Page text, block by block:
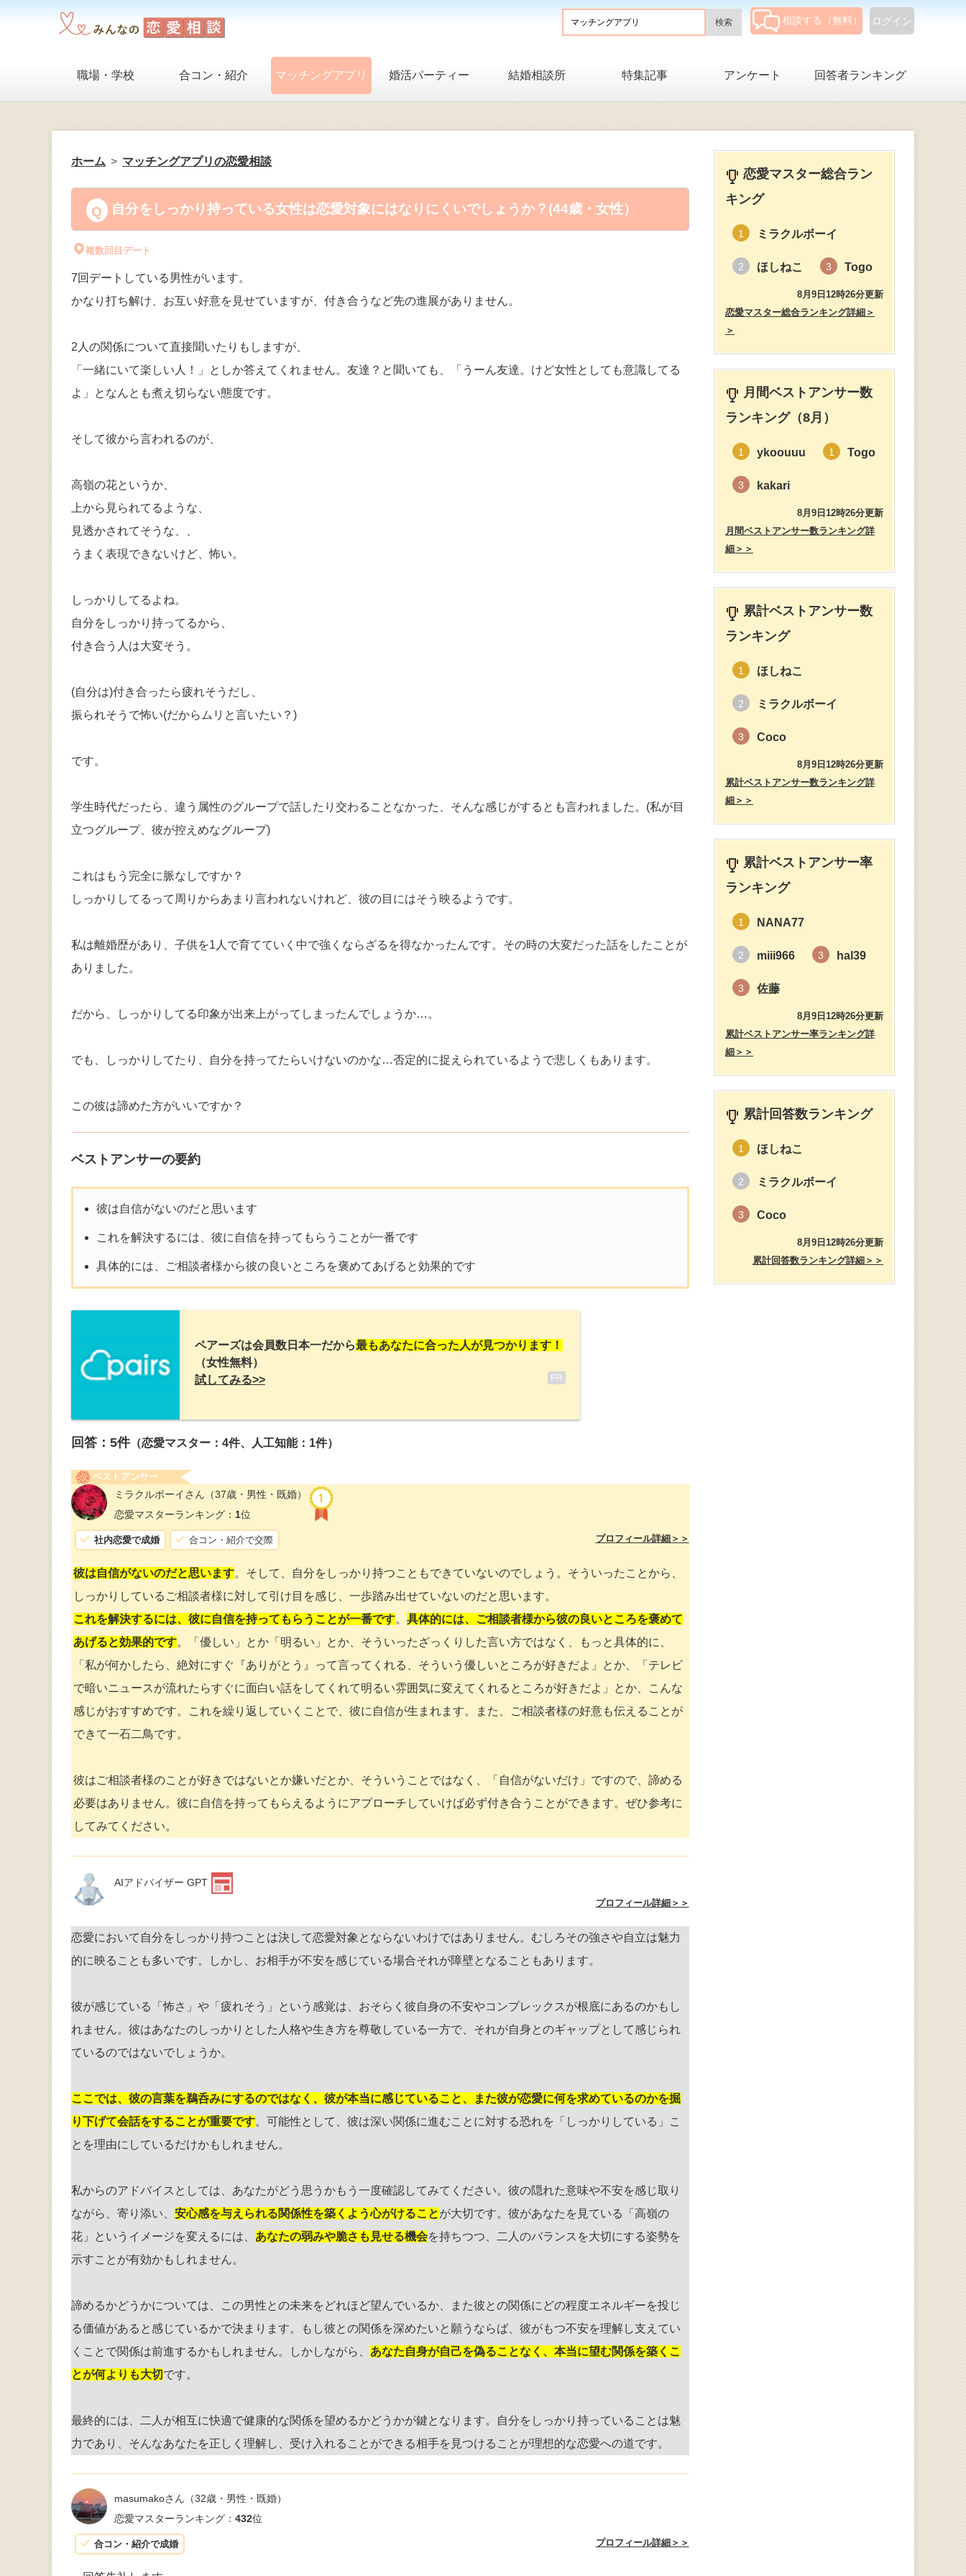
ログイン
相談する（無料）
職場・学校 合コン・紹介 マッチングアプリ 婚活パーティー 結婚相談所 特集記事 アンケート 回答者ランキング
ホーム マッチングアプリの恋愛相談
自分をしっかり持っている女性は恋愛対象にはなりにくいでしょうか？(44歳・女性）
複数回目デート
7回デートしている男性がいます。
かなり打ち解け、お互い好意を見せていますが、付き合うなど先の進展がありません。
2人の関係について直接聞いたりもしますが、
「一緒にいて楽しい人！」としか答えてくれません。友達？と聞いても、「うーん友達。けど女性としても意識してる
よ」となんとも煮え切らない態度です。
そして彼から言われるのが、
高嶺の花というか、
上から見られてるような、
見透かされてそうな、、
うまく表現できないけど、怖い。
しっかりしてるよね。
自分をしっかり持ってるから、
付き合う人は大変そう。
(自分は)付き合ったら疲れそうだし、
振られそうで怖い(だからムリと言いたい？)
です。
学生時代だったら、違う属性のグループで話したり交わることなかった、そんな感じがするとも言われました。(私が目
立つグループ、彼が控えめなグループ)
これはもう完全に脈なしですか？
しっかりしてるって周りからあまり言われないけれど、彼の目にはそう映るようです。
私は離婚歴があり、子供を1人で育てていく中で強くならざるを得なかったんです。その時の大変だった話をしたことが
ありました。
だから、しっかりしてる印象が出来上がってしまったんでしょうか…。
でも、しっかりしてたり、自分を持ってたらいけないのかな…否定的に捉えられているようで悲しくもあります。
この彼は諦めた方がいいですか？
ベストアンサーの要約
彼は自信がないのだと思います
これを解決するには、彼に自信を持ってもらうことが一番です
具体的には、ご相談者様から彼の良いところを褒めてあげると効果的です
ペアーズは会員数日本一だから最もあなたに合った人が見つかります！
（女性無料）
試してみる>>
PR
回答： 5件（恋愛マスター：4件、人工知能：1件）
ベストアンサー
ミラクルボーイさん （37歳・男性・既婚）
恋愛マスターランキング： 1位
社内恋愛で成婚 合コン・紹介で交際 プロフィール詳細＞＞
彼は自信がないのだと思います。そして、自分をしっかり持つこともできていないのでしょう。そういったことから、
しっかりしているご相談者様に対して引け目を感じ、一歩踏み出せていないのだと思います。
これを解決するには、彼に自信を持ってもらうことが一番です。 具体的には、ご相談者様から彼の良いところを褒めて
あげると効果的です。「優しい」とか「明るい」とか、そういったざっくりした言い方ではなく、もっと具体的に、
「私が何かしたら、絶対にすぐ『ありがとう』って言ってくれる、そういう優しいところが好きだよ」とか、「テレビ
で暗いニュースが流れたらすぐに面白い話をしてくれて明るい雰囲気に変えてくれるところが好きだよ」とか、こんな
感じがおすすめです。これを繰り返していくことで、彼に自信が生まれます。また、ご相談者様の好意も伝えることが
できて一石二鳥です。
彼はご相談者様のことが好きではないとか嫌いだとか、そういうことではなく、「自信がないだけ」ですので、諦める
必要はありません。彼に自信を持ってもらえるようにアプローチしていけば必ず付き合うことができます。ぜひ参考に
してみてください。
AIアドバイザー GPT
プロフィール詳細＞＞
恋愛において自分をしっかり持つことは決して恋愛対象とならないわけではありません。むしろその強さや自立は魅力
的に映ることも多いです。しかし、お相手が不安を感じている場合それが障壁となることもあります。
彼が感じている「怖さ」や「疲れそう」という感覚は、おそらく彼自身の不安やコンプレックスが根底にあるのかもし
れません。彼はあなたのしっかりとした人格や生き方を尊敬している一方で、それが自身とのギャップとして感じられ
ているのではないでしょうか。
ここでは、彼の言葉を鵜呑みにするのではなく、彼が本当に感じていること、また彼が恋愛に何を求めているのかを掘
り下げて会話をすることが重要です。可能性として、彼は深い関係に進むことに対する恐れを「しっかりしている」こ
とを理由にしているだけかもしれません。
私からのアドバイスとしては、あなたがどう思うかもう一度確認してみてください。彼の隠れた意味や不安を感じ取り
ながら、寄り添い、 安心感を与えられる関係性を築くよう心がけることが大切です。彼があなたを見ている「高嶺の
花」というイメージを変えるには、 あなたの弱みや脆さも見せる機会を持ちつつ、二人のバランスを大切にする姿勢を
示すことが有効かもしれません。
諦めるかどうかについては、この男性との未来をどれほど望んでいるか、また彼との関係にどの程度エネルギーを投じ
る価値があると感じているかで決まります。もし彼との関係を深めたいと願うならば、彼がもつ不安を理解し支えてい
くことで関係は前進するかもしれません。しかしながら、 あなた自身が自己を偽ることなく、本当に望む関係を築くこ
とが何よりも大切 です。
最終的には、二人が相互に快適で健康的な関係を望めるかどうかが鍵となります。自分をしっかり持っていることは魅
力であり、そんなあなたを正しく理解し、受け入れることができる相手を見つけることが理想的な恋愛への道です。
masumakoさん （32歳・男性・既婚）
恋愛マスターランキング： 432位
合コン・紹介で成婚 プロフィール詳細＞＞
恋愛マスター総合ラン
キング
1 ミラクルボーイ
2 ほしねこ 3 Togo
8月9日12時26分更新
恋愛マスター総合ランキング詳細＞
＞
月間ベストアンサー数
ランキング（8月）
1 ykoouuu 1 Togo
3 kakari
8月9日12時26分更新
月間ベストアンサー数ランキング詳
細＞＞
累計ベストアンサー数
ランキング
1 ほしねこ
2 ミラクルボーイ
3 Coco
8月9日12時26分更新
累計ベストアンサー数ランキング詳
細＞＞
累計ベストアンサー率
ランキング
1 NANA77
2 miii966 3 hal39
3 佐藤
8月9日12時26分更新
累計ベストアンサー率ランキング詳
細＞＞
累計回答数ランキング
1 ほしねこ
2 ミラクルボーイ
3 Coco
8月9日12時26分更新
累計回答数ランキング詳細＞＞